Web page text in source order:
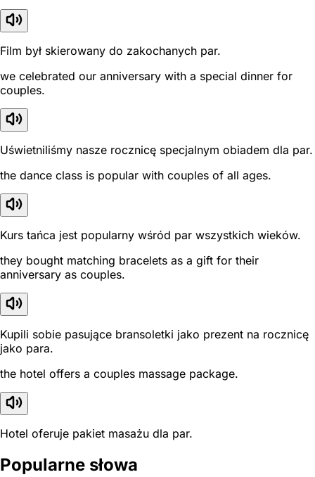
Film był skierowany do zakochanych par.
we celebrated our anniversary with a special dinner for
couples.
Uświetniliśmy nasze rocznicę specjalnym obiadem dla par.
the dance class is popular with couples of all ages.
Kurs tańca jest popularny wśród par wszystkich wieków.
they bought matching bracelets as a gift for their
anniversary as couples.
Kupili sobie pasujące bransoletki jako prezent na rocznicę
jako para.
the hotel offers a couples massage package.
Hotel oferuje pakiet masażu dla par.
Popularne słowa